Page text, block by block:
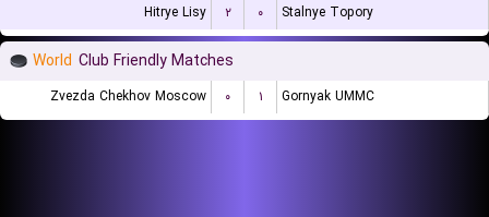
Hitrye Lisy
۲ ۰ Stalnye Topory
World Club Friendly Matches
Zvezda Chekhov Moscow ۰ ۱ Gornyak UMMC